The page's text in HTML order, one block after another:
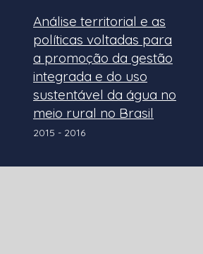
Análise territorial e as
políticas voltadas para
a promoção da gestão
integrada e do uso
sustentável da água no
meio rural no Brasil
2015 - 2016